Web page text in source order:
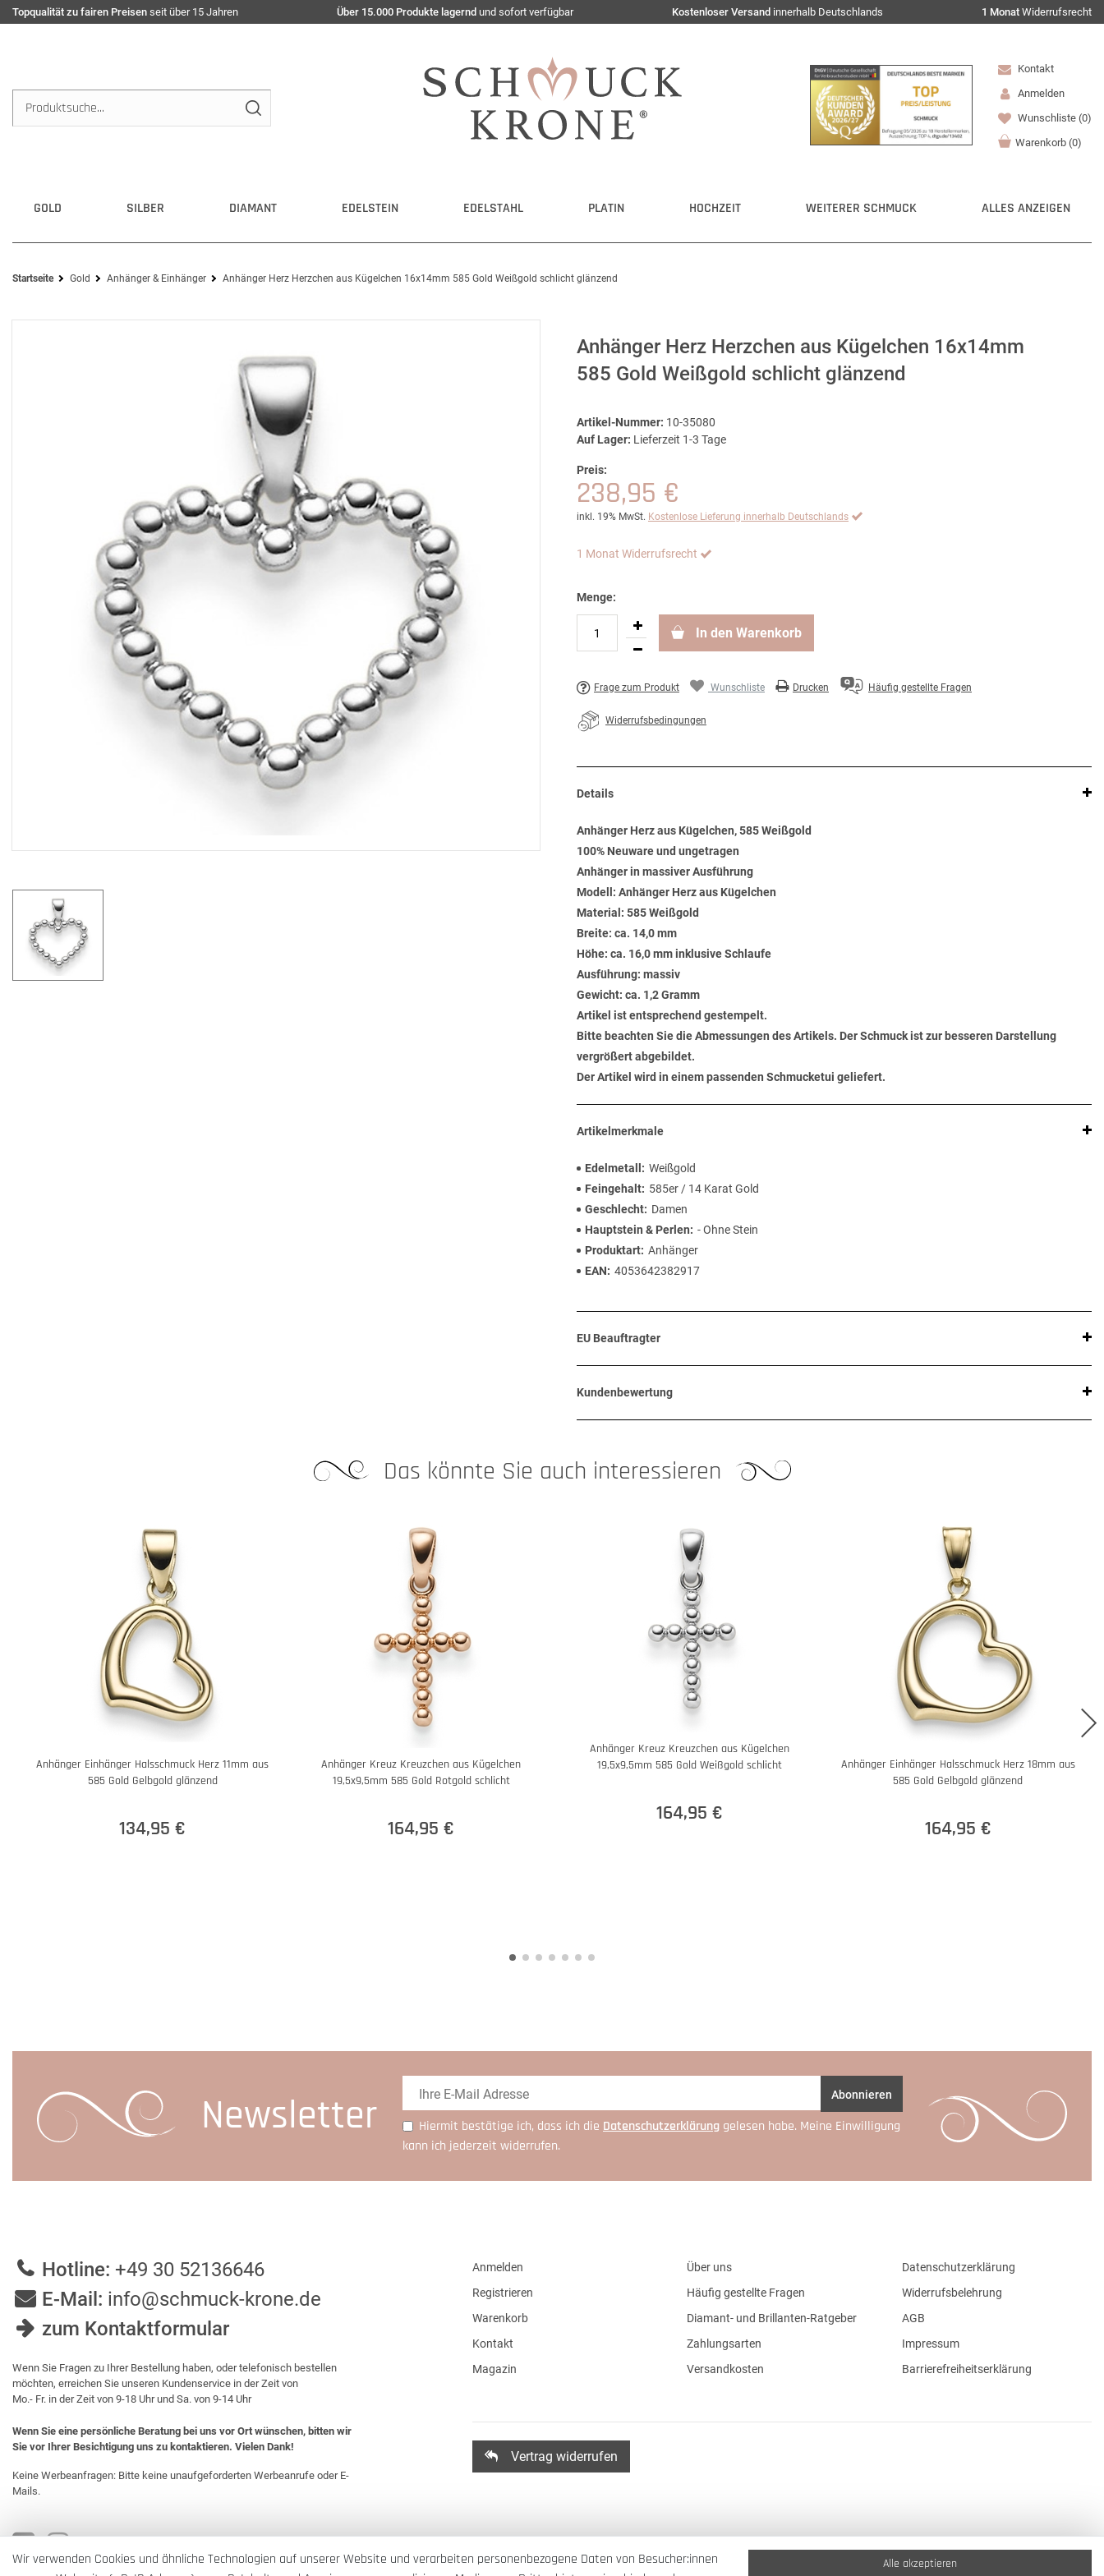
Topqualität zu fairen Preisen seit über 15 Jahren Über 15.000 Produkte lagernd und sofort verfügbar Kostenloser Versand innerhalb Deutschlands 1 Monat Widerrufsrecht
Kontakt
Anmelden
Wunschliste (0)
Warenkorb (0)
GOLD SILBER DIAMANT EDELSTEIN EDELSTAHL PLATIN HOCHZEIT WEITERER SCHMUCK ALLES ANZEIGEN
Startseite Gold Anhänger & Einhänger Anhänger Herz Herzchen aus Kügelchen 16x14mm 585 Gold Weißgold schlicht glänzend
Anhänger Herz Herzchen aus Kügelchen 16x14mm
585 Gold Weißgold schlicht glänzend
Artikel-Nummer: 10-35080
Auf Lager: Lieferzeit 1-3 Tage
Preis:
238,95 €
inkl. 19% MwSt. Kostenlose Lieferung innerhalb Deutschlands
1 Monat Widerrufsrecht
Menge:
In den Warenkorb
Frage zum Produkt Wunschliste Drucken Häufig gestellte Fragen
Widerrufsbedingungen
Details
Anhänger Herz aus Kügelchen, 585 Weißgold
100% Neuware und ungetragen
Anhänger in massiver Ausführung
Modell: Anhänger Herz aus Kügelchen
Material: 585 Weißgold
Breite: ca. 14,0 mm
Höhe: ca. 16,0 mm inklusive Schlaufe
Ausführung: massiv
Gewicht: ca. 1,2 Gramm
Artikel ist entsprechend gestempelt.
Bitte beachten Sie die Abmessungen des Artikels. Der Schmuck ist zur besseren Darstellung
vergrößert abgebildet.
Der Artikel wird in einem passenden Schmucketui geliefert.
Artikelmerkmale
Edelmetall
Weißgold
Feingehalt
585er / 14 Karat Gold
Geschlecht
Damen
Hauptstein & Perlen
- Ohne Stein
Produktart Anhänger
EAN
4053642382917
EU Beauftragter
Kundenbewertung
Das könnte Sie auch interessieren
Anhänger Einhänger Halsschmuck Herz 11mm aus
585 Gold Gelbgold glänzend
134,95 €
Anhänger Kreuz Kreuzchen aus Kügelchen
19,5x9,5mm 585 Gold Rotgold schlicht
164,95 €
Anhänger Kreuz Kreuzchen aus Kügelchen
19,5x9,5mm 585 Gold Weißgold schlicht
164,95 €
Anhänger Einhänger Halsschmuck Herz 18mm aus
585 Gold Gelbgold glänzend
164,95 €
Newsletter Abonnieren
Hiermit bestätige ich, dass ich die Daten­schutz­erklärung gelesen habe. Meine Einwilligung
kann ich jederzeit widerrufen.
Hotline: +49 30 52136646
E-Mail: info@schmuck-krone.de
zum Kontaktformular
Wenn Sie Fragen zu Ihrer Bestellung haben, oder telefonisch bestellen
möchten, erreichen Sie unseren Kundenservice in der Zeit von
Mo.- Fr. in der Zeit von 9-18 Uhr und Sa. von 9-14 Uhr
Wenn Sie eine persönliche Beratung bei uns vor Ort wünschen, bitten wir
Sie vor Ihrer Besichtigung uns zu kontaktieren. Vielen Dank!
Keine Werbeanfragen: Bitte keine unaufgeforderten Werbeanrufe oder E-
Mails.
Anmelden
Registrieren
Warenkorb
Kontakt
Magazin
Über uns
Häufig gestellte Fragen
Diamant- und Brillanten-Ratgeber
Zahlungsarten
Versandkosten
Datenschutzerklärung
Widerrufsbelehrung
AGB
Impressum
Barrierefreiheitserklärung
Vertrag widerrufen
Wir verwenden Cookies und ähnliche Technologien auf unserer Website und verarbeiten personenbezogene Daten von Besucher:innen
Alle akzeptieren